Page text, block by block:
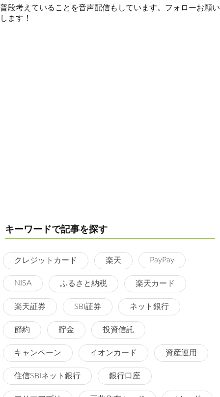
普段考えていることを音声配信もしています。フォローお願い
します！
キーワードで記事を探す
クレジットカード 楽天 PayPay
NISA ふるさと納税 楽天カード
楽天証券 SBI証券 ネット銀行
節約 貯金 投資信託
キャンペーン イオンカード 資産運用
住信SBIネット銀行 銀行口座